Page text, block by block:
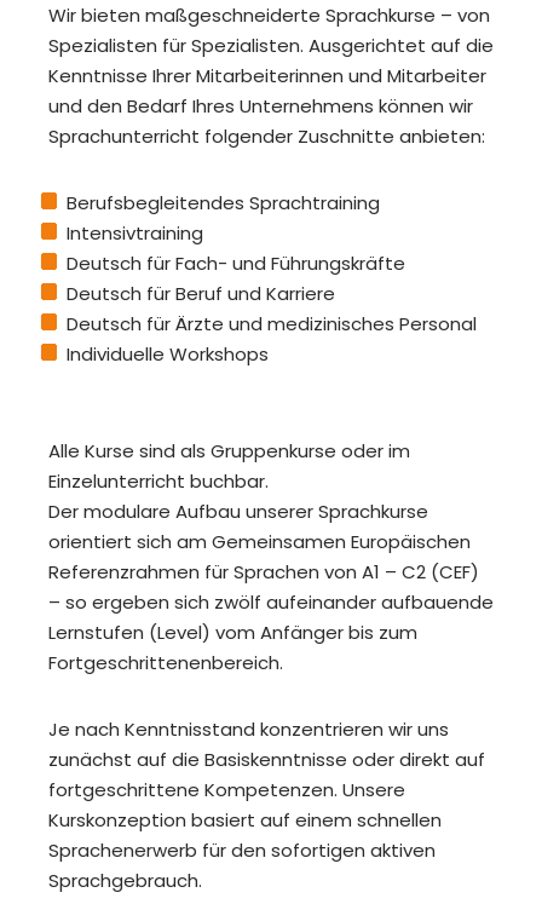
Wir bieten maßgeschneiderte Sprachkurse – von
Spezialisten für Spezialisten. Ausgerichtet auf die
Kenntnisse Ihrer Mitarbeiterinnen und Mitarbeiter
und den Bedarf Ihres Unternehmens können wir
Sprachunterricht folgender Zuschnitte anbieten:
Berufsbegleitendes Sprachtraining
Intensivtraining
Deutsch für Fach- und Führungskräfte
Deutsch für Beruf und Karriere
Deutsch für Ärzte und medizinisches Personal
Individuelle Workshops
Alle Kurse sind als Gruppenkurse oder im
Einzelunterricht buchbar.
Der modulare Aufbau unserer Sprachkurse
orientiert sich am Gemeinsamen Europäischen
Referenzrahmen für Sprachen von A1 – C2 (CEF)
– so ergeben sich zwölf aufeinander aufbauende
Lernstufen (Level) vom Anfänger bis zum
Fortgeschrittenenbereich.
Je nach Kenntnisstand konzentrieren wir uns
zunächst auf die Basiskenntnisse oder direkt auf
fortgeschrittene Kompetenzen. Unsere
Kurskonzeption basiert auf einem schnellen
Sprachenerwerb für den sofortigen aktiven
Sprachgebrauch.